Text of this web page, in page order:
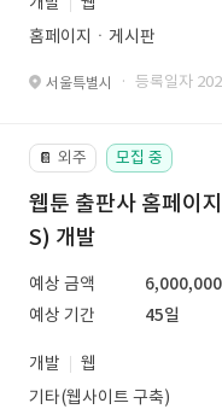
홈페이지ㆍ게시판
서울특별시 · 등록일자
📔 외주 모집 중
웹툰 출판사 홈페이
S) 개발
예상 금액
예상 기간
45일
개발
웹
기타(웹사이트 구축)